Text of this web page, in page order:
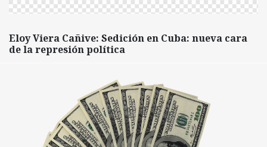
Eloy Viera Cañive: Sedición en Cuba: nueva cara
de la represión política